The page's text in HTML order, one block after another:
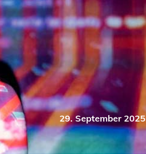
29. September 2025